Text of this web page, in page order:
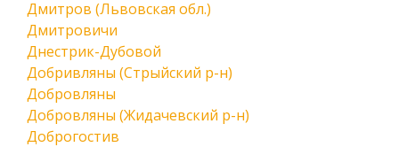
Дмитров (Львовская обл.)
Дмитровичи
Днестрик-Дубовой
Добривляны (Стрыйский р-н)
Добровляны
Добровляны (Жидачевский р-н)
Доброгостив